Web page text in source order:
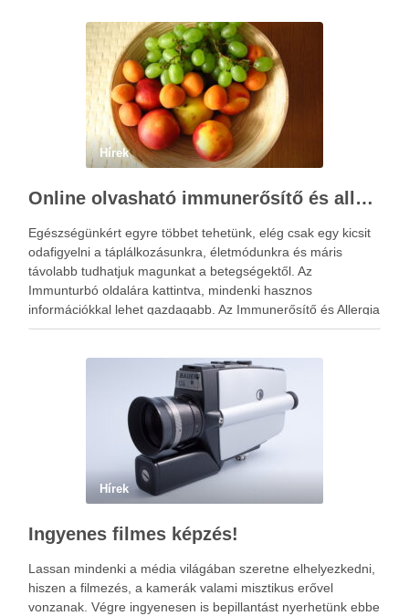
Hírek
Online olvasható immunerősítő és allergia ellenes tippek
Egészségünkért egyre többet tehetünk, elég csak egy kicsit
odafigyelni a táplálkozásunkra, életmódunkra és máris
távolabb tudhatjuk magunkat a betegségektől. Az
Immunturbó oldalára kattintva, mindenki hasznos
információkkal lehet gazdagabb. Az Immunerősítő és Allergia
ellenes tippek mindenkinek a hasznára lehet.
az autoimmun betegségek felismeréséről, kezelhetőségeiről.
Hírek
Ingyenes filmes képzés!
Lassan mindenki a média világában szeretne elhelyezkedni,
hiszen a filmezés, a kamerák valami misztikus erővel
vonzanak. Végre ingyenesen is bepillantást nyerhetünk ebbe